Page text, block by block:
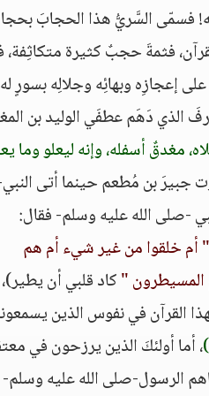
له! فسمّى السَّريُّ هذا الحجابَ
فثمةَ حجبٌ كثيرة متكاثِفة،
إعجازِه وبهائِه وجلالِه بسورٍ
الذي دَهَم عطفَي الوليد بن
مغدقٌ أسفله، وإنه ليعلو وما
جبيرَ بن مُطعم حينما أتى
-صلى الله عليه وسلم- فقال:
" أم خلقوا من غير شيء أم هم
المسيطرون "كاد قلبي أن
القرآن في نفوس الذين
، أما أولئكَ الذين يرزحون في
الرسول-صلى الله عليه وسلم-